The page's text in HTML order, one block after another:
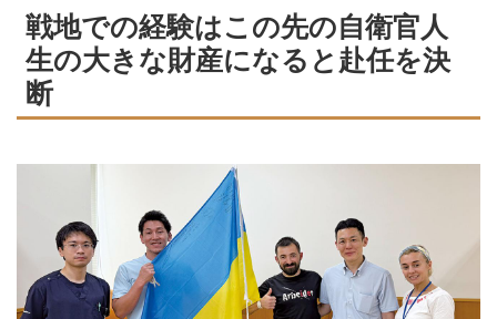
戦地での経験はこの先の自衛官人
生の大きな財産になると赴任を決
断